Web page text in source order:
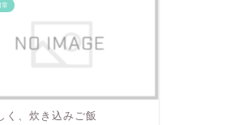
常
く、炊き込みご飯